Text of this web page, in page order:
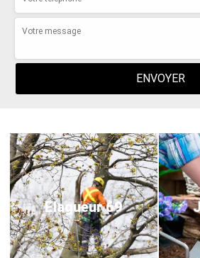
Elagueur 69